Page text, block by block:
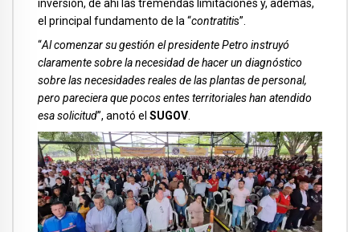
inversión, de ahí las tremendas limitaciones y, además,
el principal fundamento de la “contratitis”.
“Al comenzar su gestión el presidente Petro instruyó
claramente sobre la necesidad de hacer un diagnóstico
sobre las necesidades reales de las plantas de personal,
pero pareciera que pocos entes territoriales han atendido
esa solicitud”, anotó el SUGOV.